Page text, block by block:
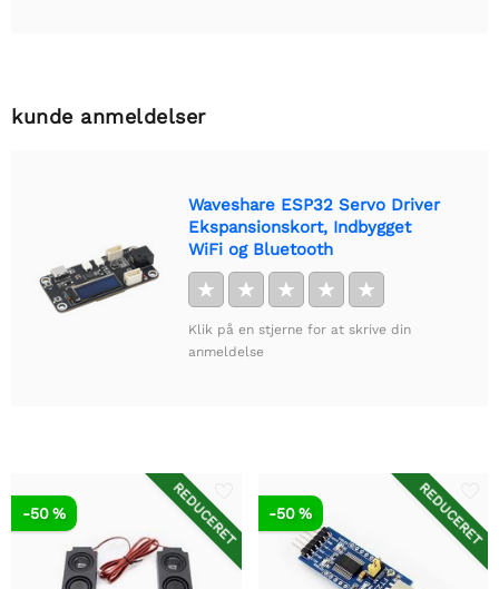
kunde anmeldelser
Waveshare ESP32 Servo Driver
Ekspansionskort, Indbygget
WiFi og Bluetooth
★ ★ ★ ★ ★
Klik på en stjerne for at skrive din
anmeldelse
REDUCERET
-50 % REDUCERET
-50 %